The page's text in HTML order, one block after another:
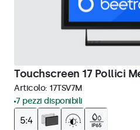
Touchscreen 17 Pollici
Articolo: 17TSV7M
7 pezzi disponibili